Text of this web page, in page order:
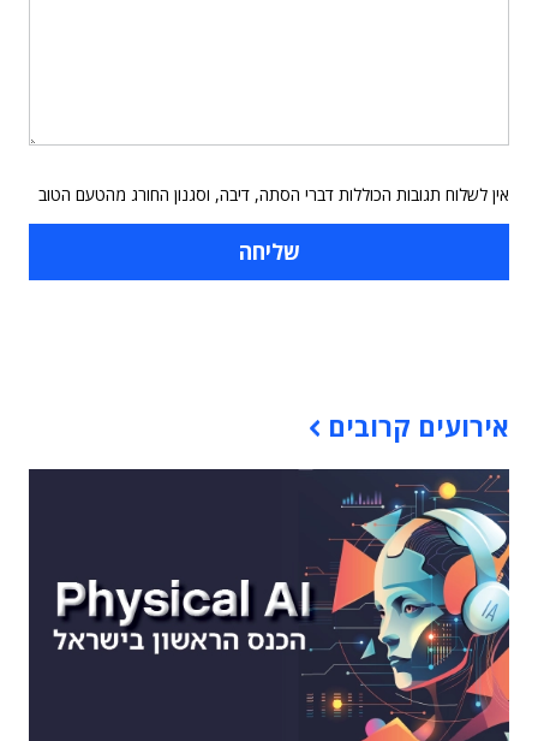
אין לשלוח תגובות הכוללות דברי הסתה, דיבה, וסגנון החורג מהטעם הטוב
אירועים קרובים